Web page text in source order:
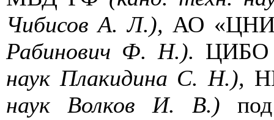
Чибисов А. Л.), АО
Рабинович Ф. Н.). ЦИБО
наук Плакидина С. Н.),
наук Волков И. В.)